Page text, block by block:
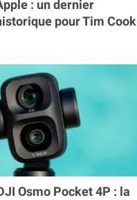
: un dernier
pour Tim Cook
Osmo Pocket 4P : la